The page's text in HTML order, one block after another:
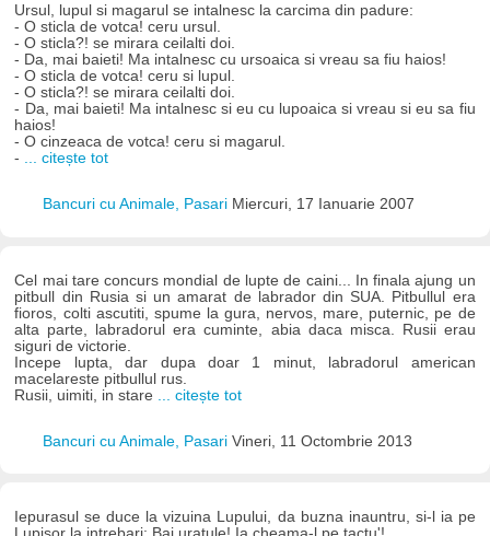
Ursul, lupul si magarul se intalnesc la carcima din padure:
- O sticla de votca! ceru ursul.
- O sticla?! se mirara ceilalti doi.
- Da, mai baieti! Ma intalnesc cu ursoaica si vreau sa fiu haios!
- O sticla de votca! ceru si lupul.
- O sticla?! se mirara ceilalti doi.
- Da, mai baieti! Ma intalnesc si eu cu lupoaica si vreau si eu sa fiu
haios!
- O cinzeaca de votca! ceru si magarul.
-
... citește tot
Bancuri cu Animale, Pasari Miercuri, 17 Ianuarie 2007
Cel mai tare concurs mondial de lupte de caini... In finala ajung un
pitbull din Rusia si un amarat de labrador din SUA. Pitbullul era
fioros, colti ascutiti, spume la gura, nervos, mare, puternic, pe de
alta parte, labradorul era cuminte, abia daca misca. Rusii erau
siguri de victorie.
Incepe lupta, dar dupa doar 1 minut, labradorul american
macelareste pitbullul rus.
Rusii, uimiti, in stare
... citește tot
Bancuri cu Animale, Pasari Vineri, 11 Octombrie 2013
Iepurasul se duce la vizuina Lupului, da buzna inauntru, si-l ia pe